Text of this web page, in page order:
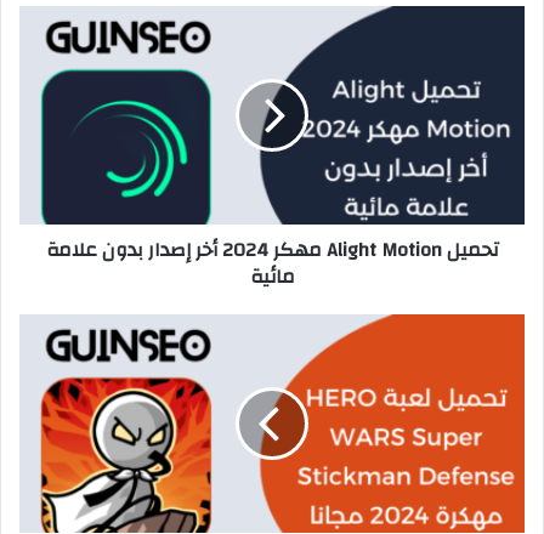
تحميل Alight Motion مهكر 2024 أخر إصدار بدون علامة
مائية